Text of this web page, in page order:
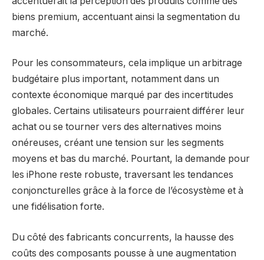
biens premium, accentuant ainsi la segmentation du
marché.
Pour les consommateurs, cela implique un arbitrage
budgétaire plus important, notamment dans un
contexte économique marqué par des incertitudes
globales. Certains utilisateurs pourraient différer leur
achat ou se tourner vers des alternatives moins
onéreuses, créant une tension sur les segments
moyens et bas du marché. Pourtant, la demande pour
les iPhone reste robuste, traversant les tendances
conjoncturelles grâce à la force de l’écosystème et à
une fidélisation forte.
Du côté des fabricants concurrents, la hausse des
coûts des composants pousse à une augmentation